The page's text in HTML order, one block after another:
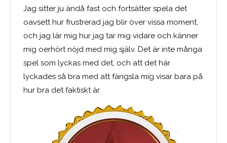
Jag sitter ju ändå fast och fortsätter spela det
oavsett hur frustrerad jag blir över vissa moment,
och jag lär mig hur jag tar mig vidare och känner
mig oerhört nöjd med mig själv. Det är inte många
spel som lyckas med det, och att det här
lyckades så bra med att fängsla mig visar bara på
hur bra det faktiskt är.